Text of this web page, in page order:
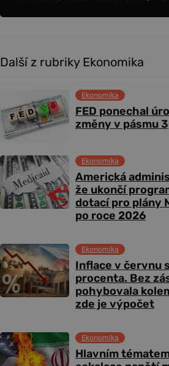
Další z rubriky Ekonomika
FED ponechal
změny v pásmu
Ekonomika
Americká
že ukončí
dotací pro plány
po roce 2026
Ekonomika
Inflace v červnu
procenta. Bez
pohybovala
zde je výpočet
Ekonomika
Hlavním
Ekonomika